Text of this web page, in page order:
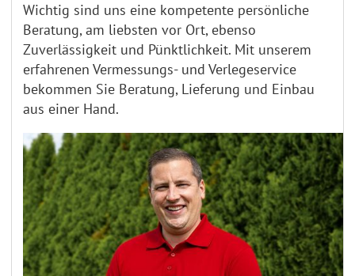
Wichtig sind uns eine kompetente persönliche
Beratung, am liebsten vor Ort, ebenso
Zuverlässigkeit und Pünktlichkeit. Mit unserem
erfahrenen Vermessungs- und Verlegeservice
bekommen Sie Beratung, Lieferung und Einbau
aus einer Hand.